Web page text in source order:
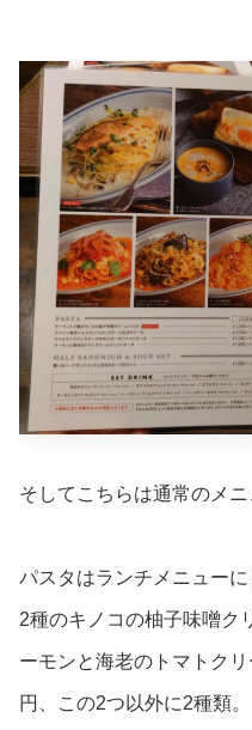
そしてこちらは通常のメニ
パスタはランチメニュー
2種のキノコの柚子味噌ク
ーモンと海老のトマトク
円、この2つ以外に2種類。